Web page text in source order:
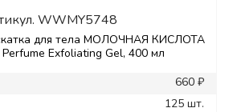
WWMY5748
для тела МОЛОЧНАЯ КИСЛОТА
Exfoliating Gel, 400 мл
660 ₽
125 шт.